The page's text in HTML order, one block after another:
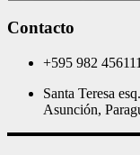
Contacto
+595 982 456111
Santa Teresa
Asunción,